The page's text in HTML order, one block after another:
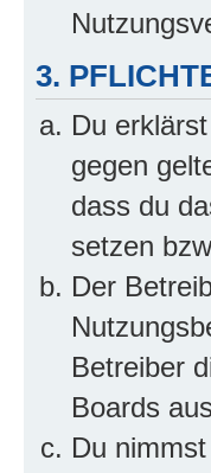
3.
Du
gegen
dass du
setzen
Der
Betreiber
Boards
Du